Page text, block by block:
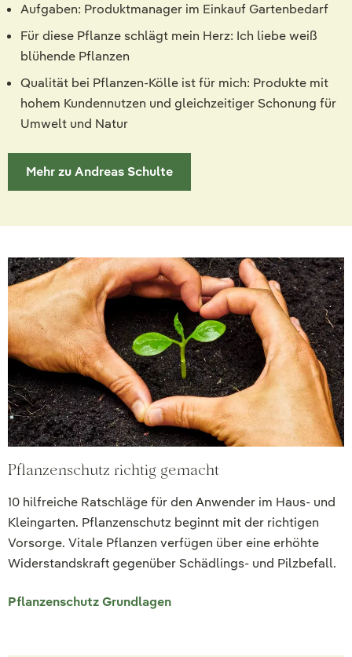
Aufgaben: Produktmanager im Einkauf Gartenbedarf
Für diese Pflanze schlägt mein Herz: Ich liebe weiß
blühende Pflanzen
Qualität bei Pflanzen-Kölle ist für mich: Produkte mit
hohem Kundennutzen und gleichzeitiger Schonung für
Umwelt und Natur
Mehr zu Andreas Schulte
Pflanzenschutz richtig gemacht
10 hilfreiche Ratschläge für den Anwender im Haus- und
Kleingarten. Pflanzenschutz beginnt mit der richtigen
Vorsorge. Vitale Pflanzen verfügen über eine erhöhte
Widerstandskraft gegenüber Schädlings- und Pilzbefall.
Pflanzenschutz Grundlagen